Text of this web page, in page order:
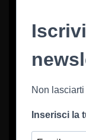
Non
Inserisci la